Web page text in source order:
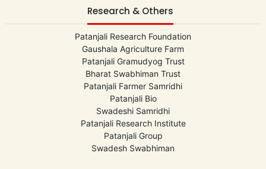
Research & Others
Patanjali Research Foundation
Gaushala Agriculture Farm
Patanjali Gramudyog Trust
Bharat Swabhiman Trust
Patanjali Farmer Samridhi
Patanjali Bio
Swadeshi Samridhi
Patanjali Research Institute
Patanjali Group
Swadesh Swabhiman